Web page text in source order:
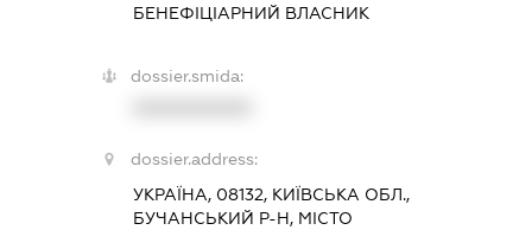
БЕНЕФІЦІАРНИЙ ВЛАСНИК
dossier.smida:
dossier.address:
УКРАЇНА, 08132, КИЇВСЬКА ОБЛ.,
БУЧАНСЬКИЙ Р-Н, МІСТО